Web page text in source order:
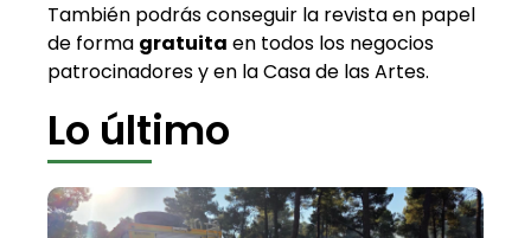
También podrás conseguir la revista en papel
de forma gratuita en todos los negocios
patrocinadores y en la Casa de las Artes.
Lo último